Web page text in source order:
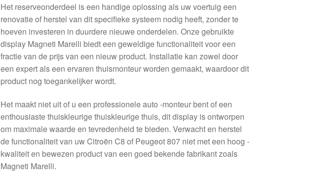
Het reserveonderdeel is een handige oplossing als uw voertuig een
renovatie of herstel van dit specifieke systeem nodig heeft, zonder te
hoeven investeren in duurdere nieuwe onderdelen. Onze gebruikte
display Magneti Marelli biedt een geweldige functionaliteit voor een
fractie van de prijs van een nieuw product. Installatie kan zowel door
een expert als een ervaren thuismonteur worden gemaakt, waardoor dit
product nog toegankelijker wordt.
Het maakt niet uit of u een professionele auto -monteur bent of een
enthousiaste thuiskleurige thuiskleurige thuis, dit display is ontworpen
om maximale waarde en tevredenheid te bieden. Verwacht en herstel
de functionaliteit van uw Citroën C8 of Peugeot 807 niet met een hoog -
kwaliteit en bewezen product van een goed bekende fabrikant zoals
Magneti Marelli.